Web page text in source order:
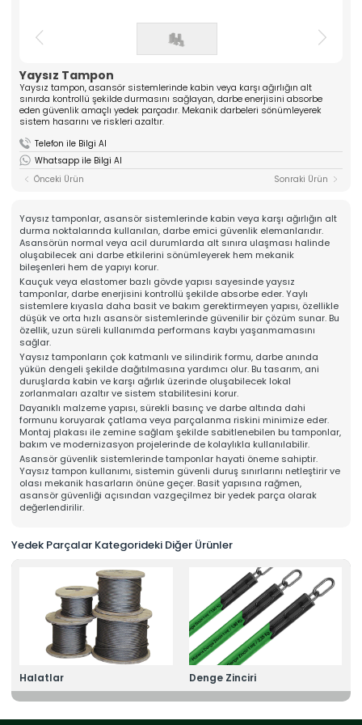
Kurumsal
» Hakkımızda
» Vizyon, Misyon
» Tırnak Grubu
» Kablo Grubu
» Halat Şişesi Grubu
» Plastik Grubu
» Konsol Grubu
» Yedek Parçalar
Kalite
» Kalite Belgelerimiz
» Kalite Politikamız
Üretim
» Üretim Hattımız
» Özel Üretim Yeteneğimiz
Online Katalog
Bize Ulaşın
» İleitşim Bilgilerimiz
» Konum Bilgilerimiz
üreticidir. Mühendislik tecrübesiyle güven veren
çözümler sunar.
» Halat Şişesi Grubu
» Konsol Grubu
» Yedek Parçalar
» Tüm Kategoriler
Tüm hakkı saklıdır. Sitemizde kullanılan tüm içerik ve görseller
Mahens Asansör'e ait olup izinsiz kullanımı hukuki yaptırıma tabidir.
İhracat & Lojistik
Haberler
Kariyer
İletişim
Yaysız Tampon
Yaysız tampon, asansör sistemlerinde kabin veya karşı ağırlığın alt
sınırda kontrollü şekilde durmasını sağlayan, darbe enerjisini absorbe
eden güvenlik amaçlı yedek parçadır. Mekanik darbeleri sönümleyerek
sistem hasarını ve riskleri azaltır.
Telefon ile Bilgi Al
Whatsapp ile Bilgi Al
Önceki Ürün
Sonraki Ürün
Yaysız tamponlar, asansör sistemlerinde kabin veya karşı ağırlığın alt
durma noktalarında kullanılan, darbe emici güvenlik elemanlarıdır.
Asansörün normal veya acil durumlarda alt sınıra ulaşması halinde
oluşabilecek ani darbe etkilerini sönümleyerek hem mekanik
bileşenleri hem de yapıyı korur.
Kauçuk veya elastomer bazlı gövde yapısı sayesinde yaysız
tamponlar, darbe enerjisini kontrollü şekilde absorbe eder. Yaylı
sistemlere kıyasla daha basit ve bakım gerektirmeyen yapısı, özellikle
düşük ve orta hızlı asansör sistemlerinde güvenilir bir çözüm sunar. Bu
özellik, uzun süreli kullanımda performans kaybı yaşanmamasını
sağlar.
Yaysız tamponların çok katmanlı ve silindirik formu, darbe anında
yükün dengeli şekilde dağıtılmasına yardımcı olur. Bu tasarım, ani
duruşlarda kabin ve karşı ağırlık üzerinde oluşabilecek lokal
zorlanmaları azaltır ve sistem stabilitesini korur.
Dayanıklı malzeme yapısı, sürekli basınç ve darbe altında dahi
formunu koruyarak çatlama veya parçalanma riskini minimize eder.
Montaj plakası ile zemine sağlam şekilde sabitlenebilen bu tamponlar,
bakım ve modernizasyon projelerinde de kolaylıkla kullanılabilir.
Asansör güvenlik sistemlerinde tamponlar hayati öneme sahiptir.
Yaysız tampon kullanımı, sistemin güvenli duruş sınırlarını netleştirir ve
olası mekanik hasarların önüne geçer. Basit yapısına rağmen,
asansör güvenliği açısından vazgeçilmez bir yedek parça olarak
değerlendirilir.
Yedek Parçalar Kategorideki Diğer Ürünler
Halatlar Denge Zinciri